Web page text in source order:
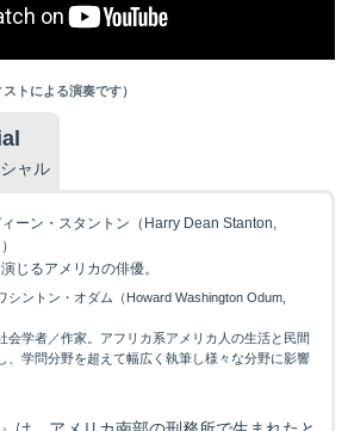
トによる演奏です）
ャル
ーン・スタントン（Harry Dean Stanton,
じるアメリカの俳優。
シントン・オダム（Howard Washington Odum,
会学者／作家。アフリカ系アメリカ人の生活と民間
、学問分野を超えて幅広く執筆し様々な分野に影響